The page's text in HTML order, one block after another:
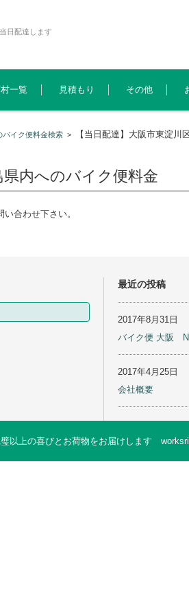
日配達します
一覧 見積もり その他
バイク便料金検索 >
【当日配達】大阪市東淀川
県内へのバイク便料金
合わせ下さい。
最近の投稿
2017年8月31日
バイク便 大阪
2017年4月25日
会社概要
以上の喜びとお荷物をお届けします